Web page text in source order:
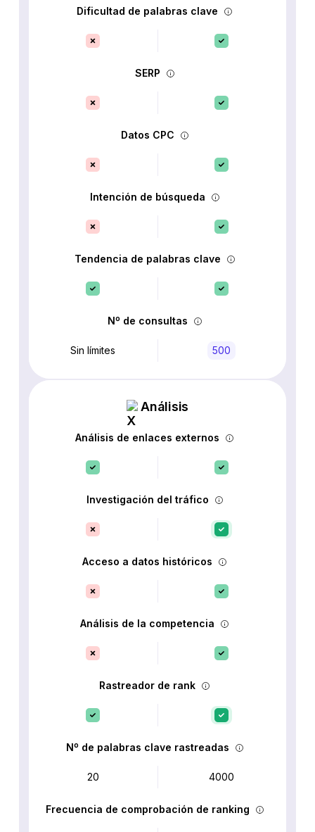
Dificultad de palabras clave
SERP
Datos CPC
Intención de búsqueda
Tendencia de palabras clave
Nº de consultas
Sin límites 500
Análisis
Análisis de enlaces externos
Investigación del tráfico
Acceso a datos históricos
Análisis de la competencia
Rastreador de rank
Nº de palabras clave rastreadas
20 4000
Frecuencia de comprobación de ranking